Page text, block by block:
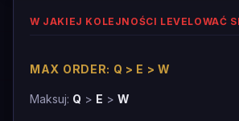
W JAKIEJ KOLEJNOŚCI LEVELOWAĆ
MAX ORDER: Q > E > W
Maksuj: Q > E > W